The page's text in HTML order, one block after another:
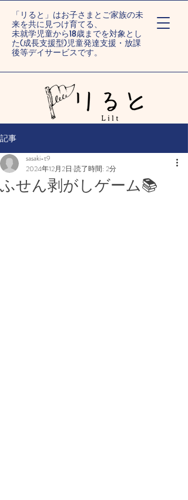
「リると」はお子さまとご家族の未
来を共に見つけ育てる、
未就学児童から18歳までを対象とし
た(成長支援型)児童発達支援・放課
後等デイサービスです。
記事
ふせん剥がしゲーム📚
sasaki-t9
2024年12月2日 読了時間: 2分